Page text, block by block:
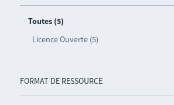
Toutes (5)
Licence Ouverte (5)
FORMAT DE RESSOURCE